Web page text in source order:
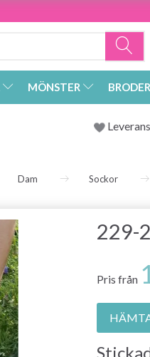
MÖNSTER
Dam Sockor
229-
Pris från